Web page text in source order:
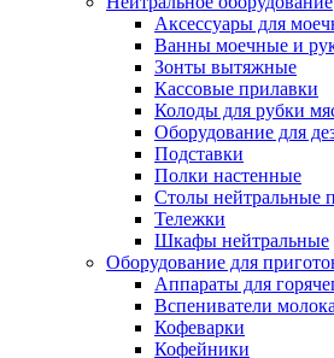
Аксессуары для
Ванны моечные и
Зонты вытяжные
Кассовые прилавки
Колоды для рубки
Оборудование для
Подставки
Полки настенные
Столы нейтральные
Тележки
Шкафы нейтральные
Оборудование для
Аппараты для
Вспениватели молока
Кофеварки
Кофейники